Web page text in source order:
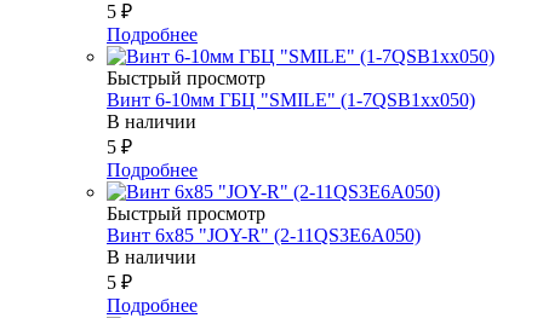
5 ₽
Подробнее
Быстрый просмотр
Винт 6-10мм ГБЦ "SMILE" (1-7QSB1xx050)
В наличии
5 ₽
Подробнее
Быстрый просмотр
Винт 6х85 "JOY-R" (2-11QS3E6A050)
В наличии
5 ₽
Подробнее